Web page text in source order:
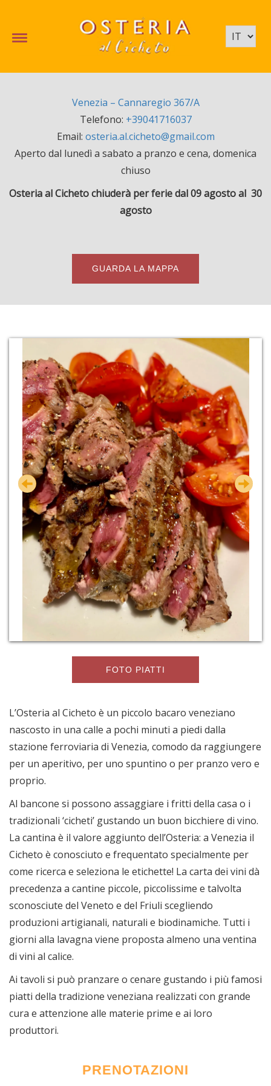
Venezia – Cannaregio 367/A
Telefono: +39041716037
Email: osteria.al.cicheto@gmail.com
Aperto dal lunedì a sabato a pranzo e cena, domenica
chiuso
Osteria al Cicheto chiuderà per ferie dal 09 agosto al 30
agosto
GUARDA LA MAPPA
FOTO PIATTI
L’Osteria al Cicheto è un piccolo bacaro veneziano
nascosto in una calle a pochi minuti a piedi dalla
stazione ferroviaria di Venezia, comodo da raggiungere
per un aperitivo, per uno spuntino o per pranzo vero e
proprio.
Al bancone si possono assaggiare i fritti della casa o i
tradizionali ‘cicheti’ gustando un buon bicchiere di vino.
La cantina è il valore aggiunto dell’Osteria: a Venezia il
Cicheto è conosciuto e frequentato specialmente per
come ricerca e seleziona le etichette! La carta dei vini dà
precedenza a cantine piccole, piccolissime e talvolta
sconosciute del Veneto e del Friuli scegliendo
produzioni artigianali, naturali e biodinamiche. Tutti i
giorni alla lavagna viene proposta almeno una ventina
di vini al calice.
Ai tavoli si può pranzare o cenare gustando i più famosi
piatti della tradizione veneziana realizzati con grande
cura e attenzione alle materie prime e ai loro
produttori.
PRENOTAZIONI